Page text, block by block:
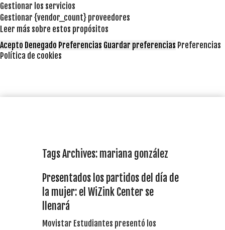
Gestionar los servicios
Gestionar {vendor_count} proveedores
Leer más sobre estos propósitos
Acepto Denegado Preferencias Guardar preferencias Preferencias
Política de cookies
Tags Archives: mariana gonzález
Presentados los partidos del día de
la mujer: el WiZink Center se
llenará
Movistar Estudiantes presentó los